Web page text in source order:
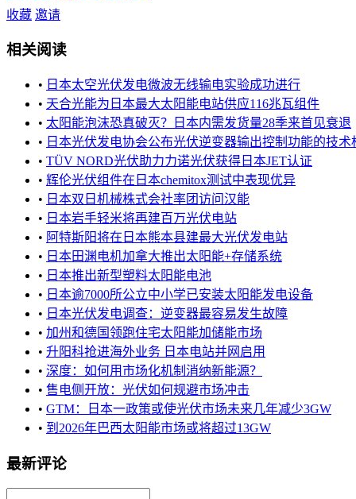
收藏 邀请
相关阅读
• 日本太空光伏发电微波无线输电实验成功进行
• 天合光能为日本最大太阳能电站供应116兆瓦组件
• 太阳能泡沫恐真破灭？日本内需发货量28季来首见衰退
• 日本光伏发电协会公布光伏逆变器输出控制功能的技术
• TÜV NORD光伏助力力诺光伏获得日本JET认证
• 辉伦光伏组件在日本chemitox测试中表现优异
• 日本双日机械株式会社率团访问汉能
• 日本岩手轻米将再建百万光伏电站
• 阿特斯阳将在日本熊本县建最大光伏发电站
• 日本田渊电机加拿大推出太阳能+存储系统
• 日本推出新型塑料太阳能电池
• 日本逾7000所公立中小学已安装太阳能发电设备
• 日本光伏发电调查：逆变器最容易发生故障
• 加州和德国领跑住宅太阳能加储能市场
• 升阳科抢进海外业务 日本电站并网启用
• 深度：如何用市场化机制消纳新能源？
• 售电侧开放：光伏如何规避市场冲击
• GTM：日本一政策或使光伏市场未来几年减少3GW
• 到2026年巴西太阳能市场或将超过13GW
最新评论